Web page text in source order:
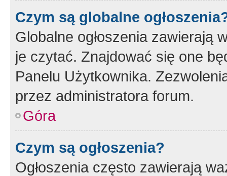
Czym są globalne
Globalne ogłoszenia zawierają
je czytać. Znajdować się one
Panelu Użytkownika.
przez administratora forum.
Góra
Czym są ogłoszenia?
Ogłoszenia często zawierają